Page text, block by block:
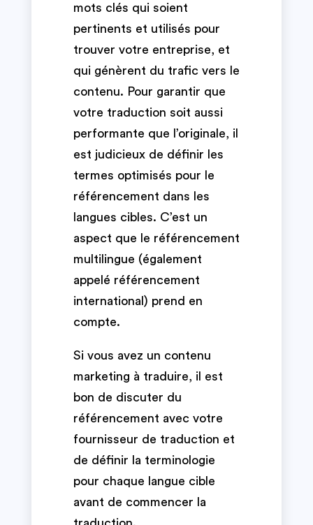
mots clés qui soient
pertinents et utilisés pour
trouver votre entreprise, et
qui génèrent du trafic vers le
contenu. Pour garantir que
votre traduction soit aussi
performante que l’originale, il
est judicieux de définir les
termes optimisés pour le
référencement dans les
langues cibles. C’est un
aspect que le référencement
multilingue (également
appelé référencement
international) prend en
compte.
Si vous avez un contenu
marketing à traduire, il est
bon de discuter du
référencement avec votre
fournisseur de traduction et
de définir la terminologie
pour chaque langue cible
avant de commencer la